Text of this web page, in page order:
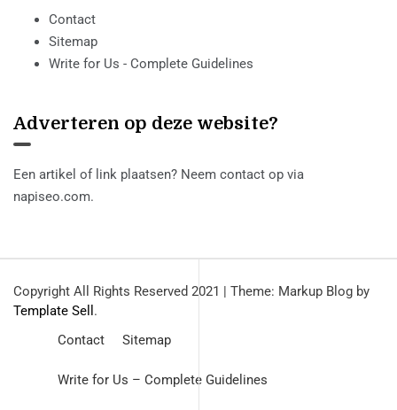
Contact
Sitemap
Write for Us - Complete Guidelines
Adverteren op deze website?
Een artikel of link plaatsen? Neem contact op via
napiseo.com.
Copyright All Rights Reserved 2021 | Theme: Markup Blog by
Template Sell .
Contact
Sitemap
Write for Us – Complete Guidelines